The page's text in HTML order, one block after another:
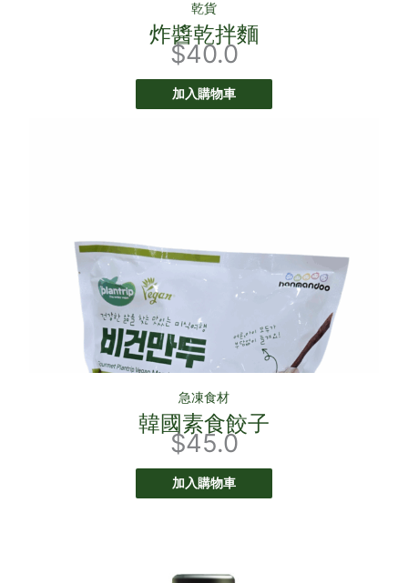
乾貨
炸醬乾拌麵
$40.0
加入購物車
急凍食材
韓國素食餃子
$45.0
加入購物車